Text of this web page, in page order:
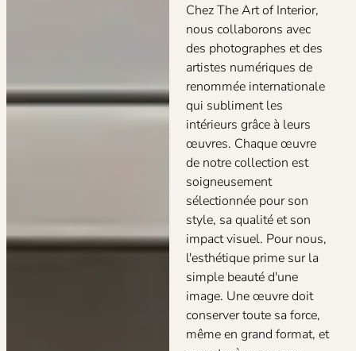
Chez The Art of Interior,
nous collaborons avec
des photographes et des
artistes numériques de
renommée internationale
qui subliment les
intérieurs grâce à leurs
œuvres. Chaque œuvre
de notre collection est
soigneusement
sélectionnée pour son
style, sa qualité et son
impact visuel. Pour nous,
l'esthétique prime sur la
simple beauté d'une
image. Une œuvre doit
conserver toute sa force,
même en grand format, et